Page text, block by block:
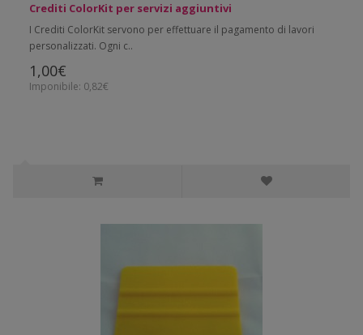
Crediti ColorKit per servizi aggiuntivi
I Crediti ColorKit servono per effettuare il pagamento di lavori
personalizzati. Ogni c..
1,00€
Imponibile: 0,82€